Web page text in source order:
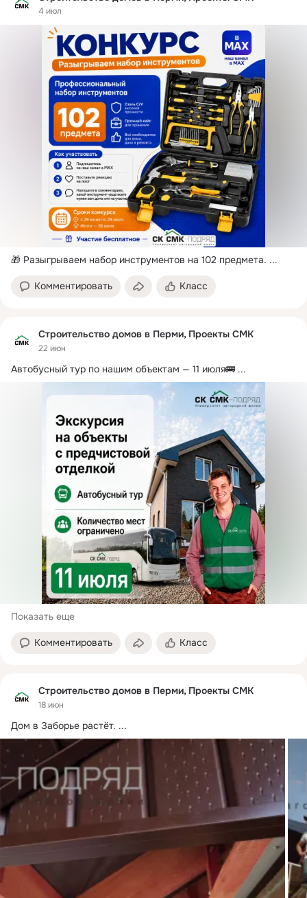
4 июл
🎁 Разыгрываем набор инструментов на 102 предмета. ...
Комментировать Класс
Строительство домов в Перми, Проекты СМК
22 июн
Автобусный тур по нашим объектам — 11 июля🚌 ...
Показать еще
Комментировать Класс
Строительство домов в Перми, Проекты СМК
18 июн
Дом в Заборье растёт. ...